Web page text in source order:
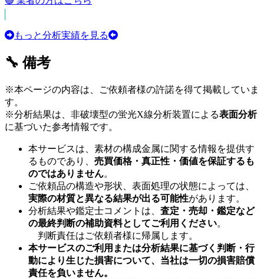
もっと分析実績を見る
🔧 備考
※本ページの内容は、ご依頼者様の許諾を得て掲載していま
す。
※分析結果は、非破壊型の蛍光X線分析装置による表面分析
に基づいた参考情報です。
本サービスは、素材の構成金属に関する情報を提供す
るものであり、 売買価格・真正性・価値を保証するも
のではありません。
ご依頼品の構造や形状、表面処理の状態によっては、
実際の材質と異なる結果が出る可能性があります。
分析結果や鑑定士コメントは、 査定・売却・鑑定など
の最終判断の補助資料としてご利用ください。
判断責任はご依頼者様に帰属します。
本サービスのご利用または分析結果に基づく判断・行
動により生じた損害について、当社は一切の損害賠償
責任を負いません。